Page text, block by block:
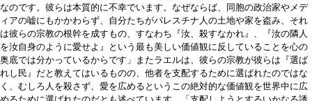
なのです。彼らは本質的に不幸でいます。なぜならば、同胞の政治家やメデ
ィアの嘘にもかかわらず、自分たちがパレスチナ人の土地や家を盗み、それ
は彼らの宗教の根幹を成すもの、すなわち『汝、殺すなかれ』、『汝の隣人
を汝自身のように愛せよ』という最も美しい価値観に反していることを心の
奥底では分かっているからです」またラエルは、彼らの宗教が彼らは『選ば
れし民』だと教えてはいるものの、他者を支配するために選ばれたのではな
く、むしろ人を殺さず、愛を広めるというこの絶対的な価値観を世界中に広